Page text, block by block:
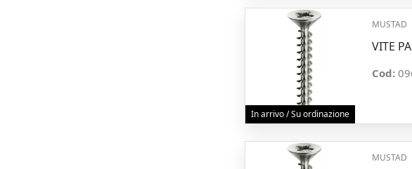
In arrivo / Su ordinazione
MUSTAD
VITE
Cod:
MUSTAD